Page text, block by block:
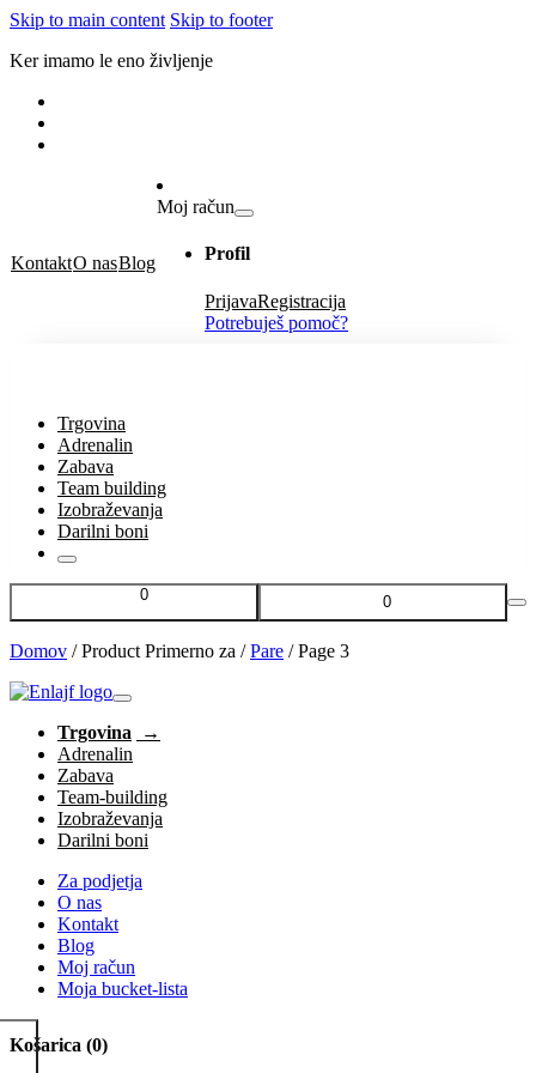
Skip to main content Skip to footer
Ker imamo le eno življenje
KontaktO nasBlog
Moj račun
Profil
PrijavaRegistracija
Potrebuješ pomoč?
Trgovina
Adrenalin
Zabava
Team building
Izobraževanja
Darilni boni
0 0
Domov /Product Primerno za /Pare /Page 3
Trgovina
Adrenalin
Zabava
Team-building
Izobraževanja
Darilni boni
Za podjetja
O nas
Kontakt
Blog
Moj račun
Moja bucket-lista
Košarica (0)